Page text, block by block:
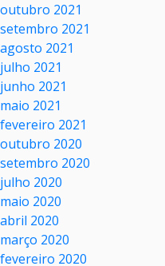
outubro 2021
setembro 2021
agosto 2021
julho 2021
junho 2021
maio 2021
fevereiro 2021
outubro 2020
setembro 2020
julho 2020
maio 2020
abril 2020
março 2020
fevereiro 2020